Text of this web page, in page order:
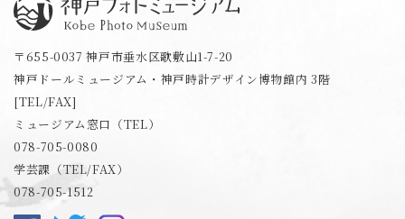
〒655-0037 神戸市垂水区歌敷山1-7-20
神戸ドールミュージアム・神戸時計デザイン博物館内 3階
[TEL/FAX]
ミュージアム窓口（TEL）
078-705-0080
学芸課（TEL/FAX）
078-705-1512